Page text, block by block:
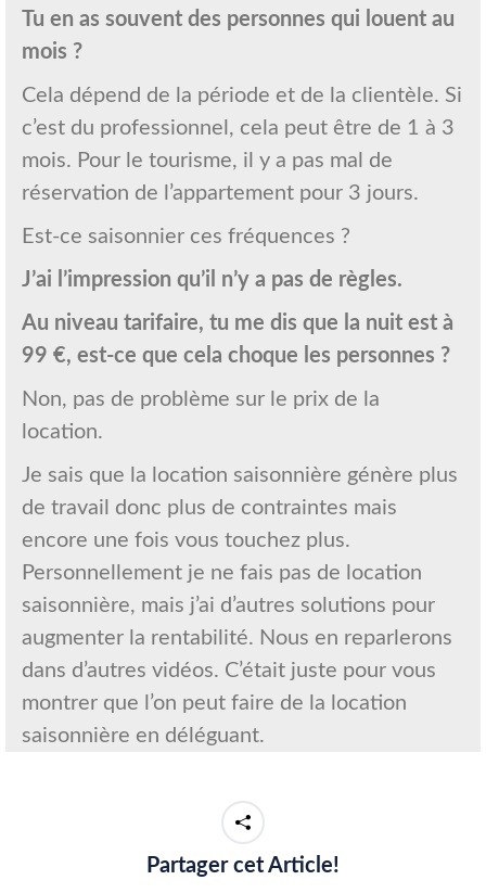
Tu en as souvent des personnes qui louent au
mois ?
Cela dépend de la période et de la clientèle. Si
c’est du professionnel, cela peut être de 1 à 3
mois. Pour le tourisme, il y a pas mal de
réservation de l’appartement pour 3 jours.
Est-ce saisonnier ces fréquences ?
J’ai l’impression qu’il n’y a pas de règles.
Au niveau tarifaire, tu me dis que la nuit est à
99 €, est-ce que cela choque les personnes ?
Non, pas de problème sur le prix de la
location.
Je sais que la location saisonnière génère plus
de travail donc plus de contraintes mais
encore une fois vous touchez plus.
Personnellement je ne fais pas de location
saisonnière, mais j’ai d’autres solutions pour
augmenter la rentabilité. Nous en reparlerons
dans d’autres vidéos. C’était juste pour vous
montrer que l’on peut faire de la location
saisonnière en déléguant.
Partager cet Article!